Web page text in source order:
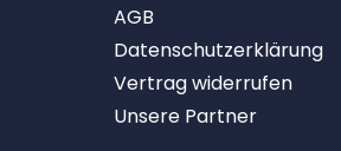
AGB
Datenschutzerklärung
Vertrag widerrufen
Unsere Partner